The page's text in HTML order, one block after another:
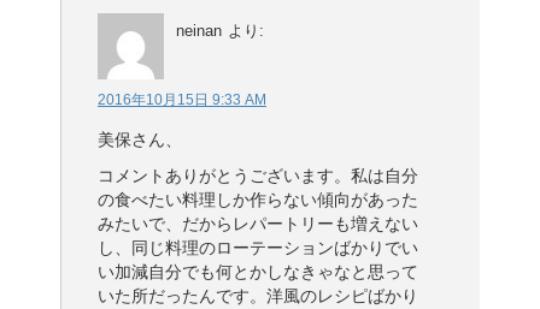
neinan より:
2016年10月15日 9:33 AM
美保さん、
コメントありがとうございます。私は自分
の食べたい料理しか作らない傾向があった
みたいで、だからレパートリーも増えない
し、同じ料理のローテーションばかりでい
い加減自分でも何とかしなきゃなと思って
いた所だったんです。洋風のレシピばかり